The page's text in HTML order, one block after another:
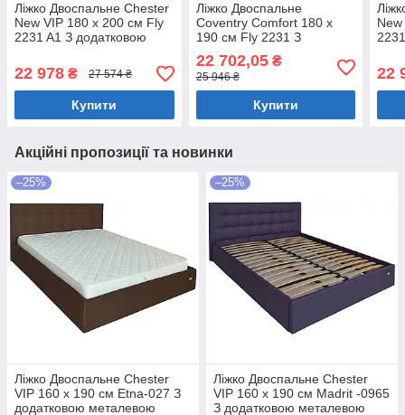
Ліжко Двоспальне Chester
New VIP 180 х 200 см Fly
2231 A1 З додатковою
рамою Темно-коричневий
22 978 ₴ 27 574 ₴
Купити
Ліжко Двоспальне
Coventry Comfort 180 х
190 см Fly 2231 З
підйомним механізмом та
нішою для білизни Темно-
коричневий
22 702,05₴
25 946 ₴
Купити
22
Акційні пропозиції та новинки
–25%
Ліжко Двоспальне Chester
VIP 160 х 190 см Etna-027 З
додатковою металевою
–25%
Ліжко Двоспальне Chester
VIP 160 х 190 см Madrit -0965
З додатковою металевою